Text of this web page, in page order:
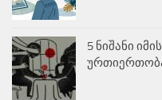
5 ნიშანი